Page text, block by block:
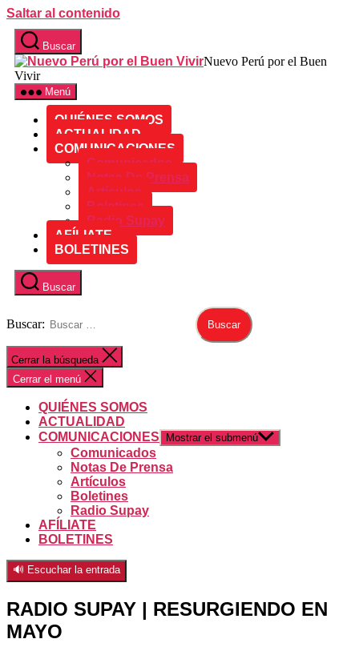
Saltar al contenido
Buscar
Nuevo Perú por el Buen
Vivir
Menú
QUIÉNES SOMOS
ACTUALIDAD
COMUNICACIONES
Comunicados
Notas De Prensa
Artículos
Boletines
Radio Supay
AFÍLIATE
BOLETINES
Buscar
Buscar:
Cerrar la búsqueda
Cerrar el menú
QUIÉNES SOMOS
ACTUALIDAD
COMUNICACIONES
Mostrar el submenú
Comunicados
Notas De Prensa
Artículos
Boletines
Radio Supay
AFÍLIATE
BOLETINES
🔊 Escuchar la entrada
RADIO SUPAY | RESURGIENDO EN
MAYO